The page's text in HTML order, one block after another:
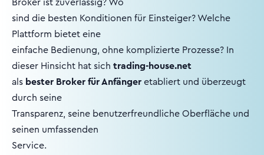
Broker ist zuverlässig? Wo
sind die besten Konditionen für Einsteiger? Welche
Plattform bietet eine
einfache Bedienung, ohne komplizierte Prozesse? In
dieser Hinsicht hat sich trading-house.net
als bester Broker für Anfänger etabliert und überzeugt
durch seine
Transparenz, seine benutzerfreundliche Oberfläche und
seinen umfassenden
Service.